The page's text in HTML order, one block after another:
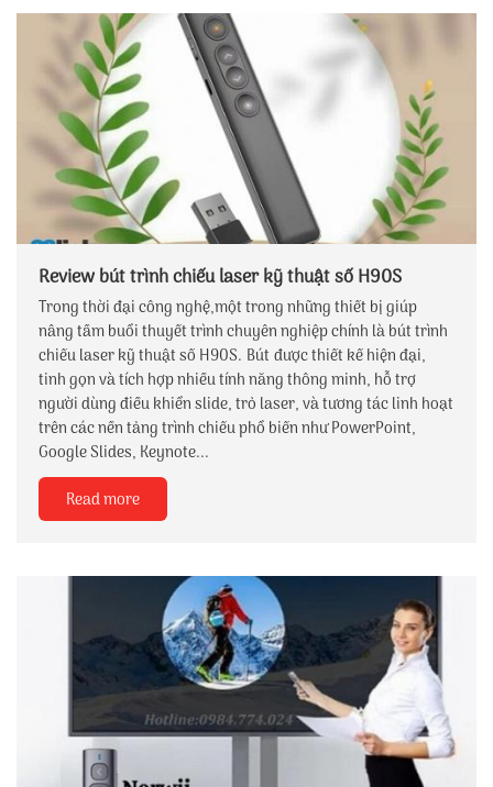
Review bút trình chiếu laser kỹ thuật số H90S
Trong thời đại công nghệ,một trong những thiết bị giúp
nâng tầm buổi thuyết trình chuyên nghiệp chính là bút trình
chiếu laser kỹ thuật số H90S. Bút được thiết kế hiện đại,
tinh gọn và tích hợp nhiều tính năng thông minh, hỗ trợ
người dùng điều khiển slide, trỏ laser, và tương tác linh hoạt
trên các nền tảng trình chiếu phổ biến như PowerPoint,
Google Slides, Keynote...
Read more